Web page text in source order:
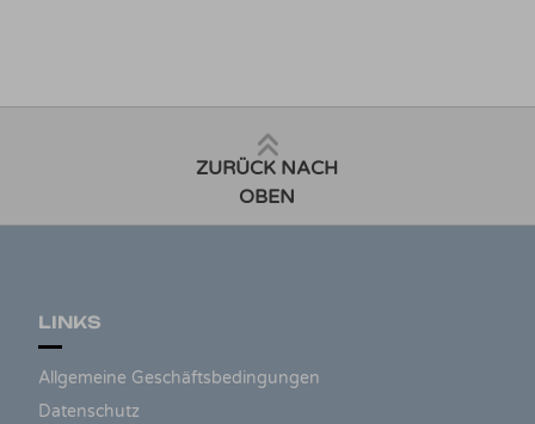
ZURÜCK NACH
OBEN
LINKS
Allgemeine Geschäftsbedingungen
Datenschutz